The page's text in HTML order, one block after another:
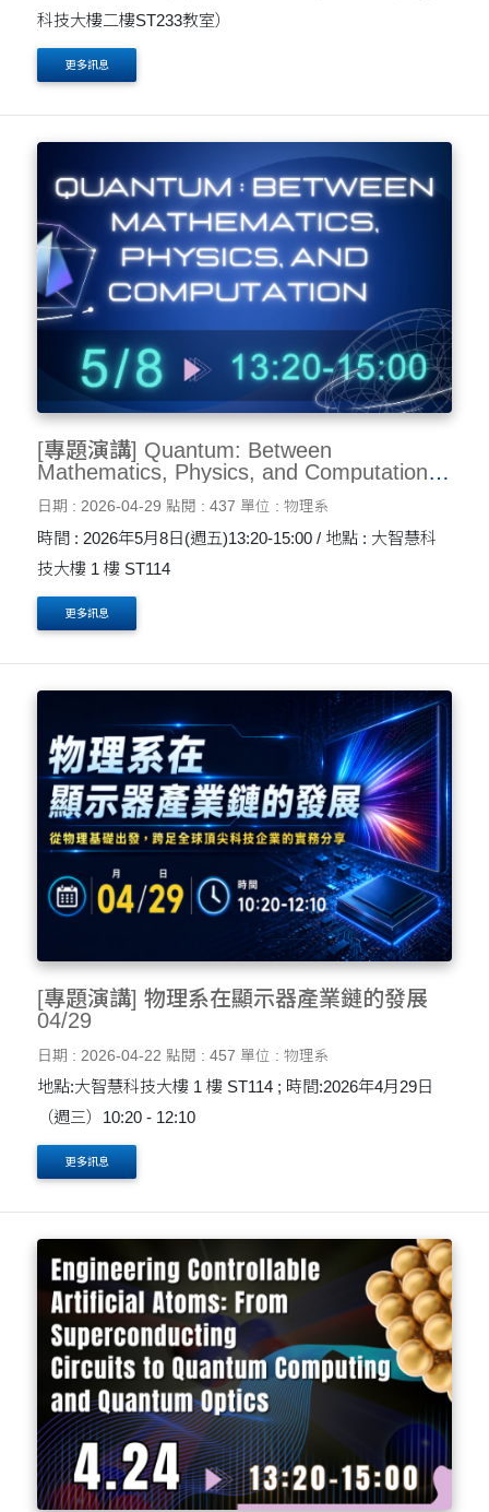
科技大樓二樓ST233教室）
更多訊息
[專題演講] Quantum: Between
Mathematics, Physics, and Computation
05/08
日期 : 2026-04-29 點閱 : 437 單位 : 物理系
時間 : 2026年5月8日(週五)13:20-15:00 / 地點 : 大智慧科
技大樓 1 樓 ST114
更多訊息
[專題演講] 物理系在顯示器產業鏈的發展
04/29
日期 : 2026-04-22 點閱 : 457 單位 : 物理系
地點:大智慧科技大樓 1 樓 ST114 ; 時間:2026年4月29日
（週三）10:20 - 12:10
更多訊息